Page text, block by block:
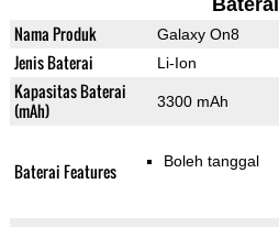
Baterai
Nama Produk Galaxy On8
Jenis Baterai Li-Ion
Kapasitas Baterai
(mAh)
3300 mAh
Baterai Features Boleh tanggal